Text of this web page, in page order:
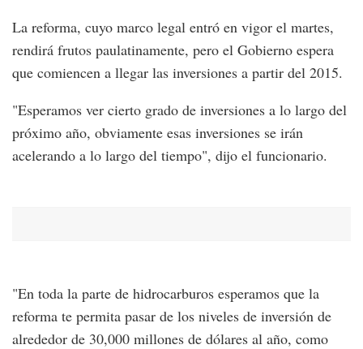
La reforma, cuyo marco legal entró en vigor el martes,
rendirá frutos paulatinamente, pero el Gobierno espera
que comiencen a llegar las inversiones a partir del 2015.
"Esperamos ver cierto grado de inversiones a lo largo del
próximo año, obviamente esas inversiones se irán
acelerando a lo largo del tiempo", dijo el funcionario.
"En toda la parte de hidrocarburos esperamos que la
reforma te permita pasar de los niveles de inversión de
alrededor de 30,000 millones de dólares al año, como